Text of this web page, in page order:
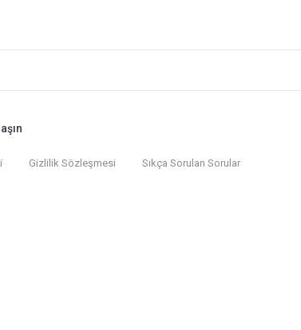
Gizlilik Sözleşmesi Sıkça Sorulan Sorular